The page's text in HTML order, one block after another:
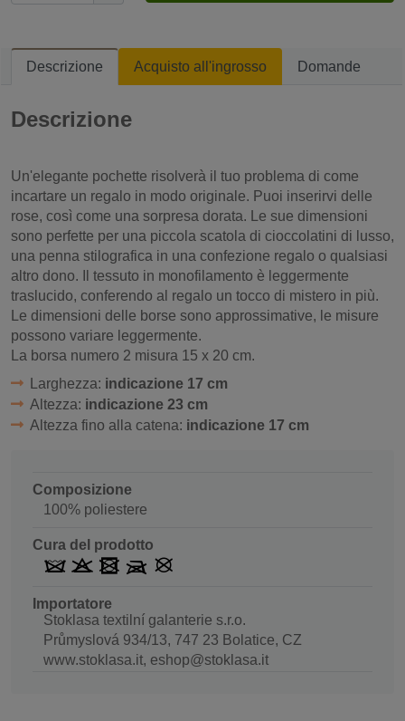
Descrizione Acquisto all'ingrosso Domande
Descrizione
Un'elegante pochette risolverà il tuo problema di come
incartare un regalo in modo originale. Puoi inserirvi delle
rose, così come una sorpresa dorata. Le sue dimensioni
sono perfette per una piccola scatola di cioccolatini di lusso,
una penna stilografica in una confezione regalo o qualsiasi
altro dono. Il tessuto in monofilamento è leggermente
traslucido, conferendo al regalo un tocco di mistero in più.
Le dimensioni delle borse sono approssimative, le misure
possono variare leggermente.
La borsa numero 2 misura 15 x 20 cm.
Larghezza: indicazione 17 cm
Altezza: indicazione 23 cm
Altezza fino alla catena: indicazione 17 cm
Composizione
100% poliestere
Cura del prodotto
Importatore
Stoklasa textilní galanterie s.r.o.
Průmyslová 934/13, 747 23 Bolatice, CZ
www.stoklasa.it, eshop@stoklasa.it